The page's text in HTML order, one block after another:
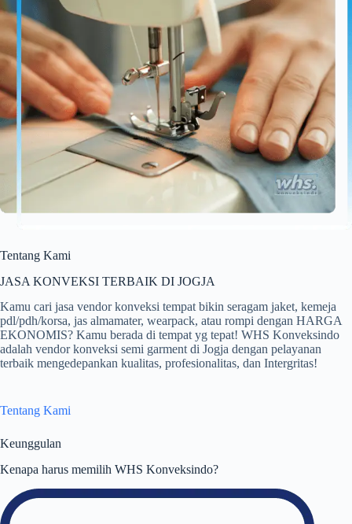
Tentang Kami
JASA KONVEKSI TERBAIK DI JOGJA
Kamu cari jasa vendor konveksi tempat bikin seragam jaket, kemeja
pdl/pdh/korsa, jas almamater, wearpack, atau rompi dengan HARGA
EKONOMIS? Kamu berada di tempat yg tepat! WHS Konveksindo
adalah vendor konveksi semi garment di Jogja dengan pelayanan
terbaik mengedepankan kualitas, profesionalitas, dan Intergritas!
Tentang Kami
Keunggulan
Kenapa harus memilih WHS Konveksindo?